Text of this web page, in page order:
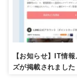
【お知らせ】IT情
ズが掲載されました